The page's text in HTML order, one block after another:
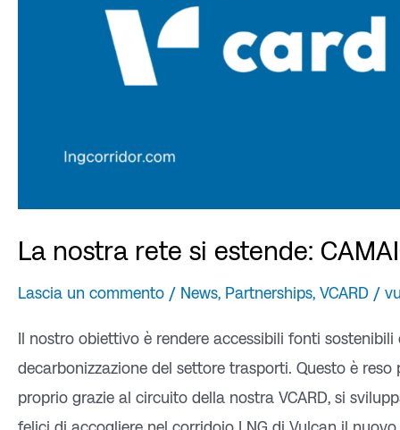
La nostra rete si estende:
Lascia un commento / News, Partnerships, VCARD /
Il nostro obiettivo è rendere accessibili fonti sostenibili
decarbonizzazione del settore trasporti. Questo è
proprio grazie al circuito della nostra VCARD, si